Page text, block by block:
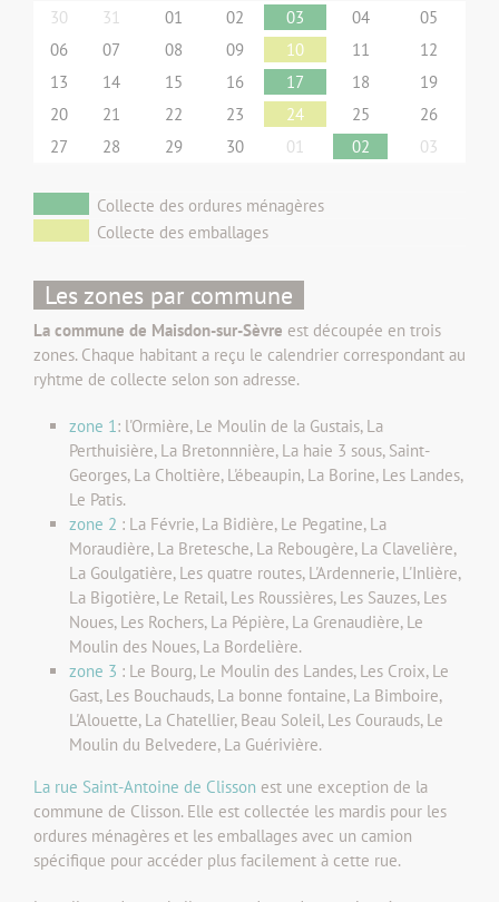
30 31 01 02 03 04
05
06
07 08 09 10 11
12
13
14 15 16 17 18
19
20
21 22 23 24 25
26
27
28 29 30 01 02 03
Collecte des ordures ménagères
Collecte des emballages
Les zones par commune
La commune de Maisdon-sur-Sèvre est découpée en trois
zones. Chaque habitant a reçu le calendrier correspondant au
ryhtme de collecte selon son adresse.
zone 1: l'Ormière, Le Moulin de la Gustais, La
Perthuisière, La Bretonnnière, La haie 3 sous, Saint-
Georges, La Choltière, L'ébeaupin, La Borine, Les Landes,
Le Patis.
zone 2 : La Févrie, La Bidière, Le Pegatine, La
Moraudière, La Bretesche, La Rebougère, La Clavelière,
La Goulgatière, Les quatre routes, L'Ardennerie, L'Inlière,
La Bigotière, Le Retail, Les Roussières, Les Sauzes, Les
Noues, Les Rochers, La Pépière, La Grenaudière, Le
Moulin des Noues, La Bordelière.
zone 3 : Le Bourg, Le Moulin des Landes, Les Croix, Le
Gast, Les Bouchauds, La bonne fontaine, La Bimboire,
L'Alouette, La Chatellier, Beau Soleil, Les Courauds, Le
Moulin du Belvedere, La Guérivière.
La rue Saint-Antoine de Clisson est une exception de la
commune de Clisson. Elle est collectée les mardis pour les
ordures ménagères et les emballages avec un camion
spécifique pour accéder plus facilement à cette rue.